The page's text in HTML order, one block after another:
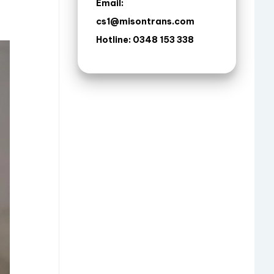
Email:
cs1@misontrans.com
Hotline: 0348 153 338